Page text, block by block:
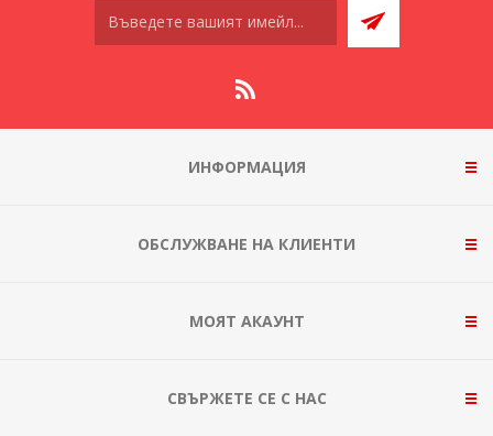
ИНФОРМАЦИЯ
ОБСЛУЖВАНЕ НА КЛИЕНТИ
МОЯТ АКАУНТ
СВЪРЖЕТЕ СЕ С НАС